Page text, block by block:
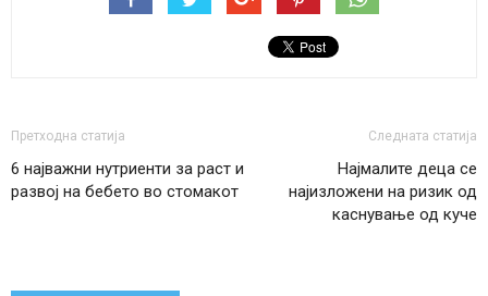
Претходна статија
6 најважни нутриенти за раст и
развој на бебето во стомакот
Следната статија
Најмалите деца се
најизложени на ризик од
каснување од куче